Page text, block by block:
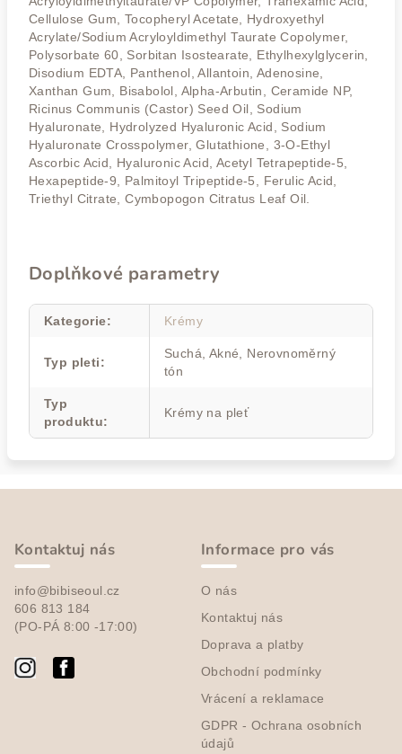
Cellulose Gum, Tocopheryl Acetate, Hydroxyethyl
Acrylate/Sodium Acryloyldimethyl Taurate Copolymer,
Polysorbate 60, Sorbitan Isostearate, Ethylhexylglycerin,
Disodium EDTA, Panthenol, Allantoin, Adenosine,
Xanthan Gum, Bisabolol, Alpha-Arbutin, Ceramide NP,
Ricinus Communis (Castor) Seed Oil, Sodium
Hyaluronate, Hydrolyzed Hyaluronic Acid, Sodium
Hyaluronate Crosspolymer, Glutathione, 3-O-Ethyl
Ascorbic Acid, Hyaluronic Acid, Acetyl Tetrapeptide-5,
Hexapeptide-9, Palmitoyl Tripeptide-5, Ferulic Acid,
Triethyl Citrate, Cymbopogon Citratus Leaf Oil.
Doplňkové parametry
Kategorie: Krémy
Typ pleti:
Suchá, Akné, Nerovnoměrný
tón
Typ
produktu:
Krémy na pleť
Kontaktuj nás
info@bibiseoul.cz
606 813 184
(PO-PÁ 8:00 -17:00)
Informace pro vás
O nás
Kontaktuj nás
Doprava a platby
Obchodní podmínky
Vrácení a reklamace
GDPR - Ochrana osobních
údajů